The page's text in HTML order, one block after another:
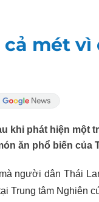
mét
khi phát hiện một
ăn phổ biến của
người dân Thái
Trung tâm Nghiên